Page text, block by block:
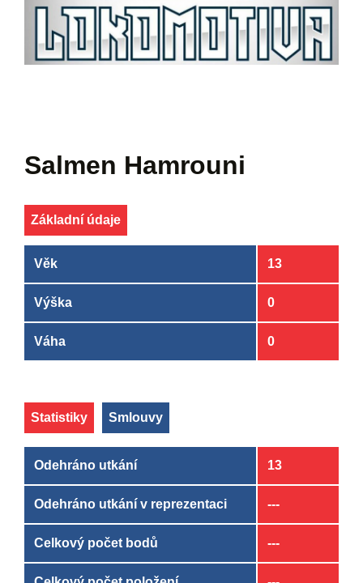
Salmen Hamrouni
Základní údaje
Věk 13
Výška 0
Váha 0
Statistiky Smlouvy
Odehráno utkání 13
Odehráno utkání v reprezentaci ---
Celkový počet bodů ---